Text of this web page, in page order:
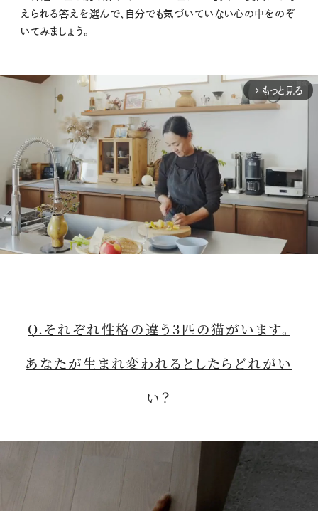
えられる答えを選んで、自分でも気づいていない心の中をのぞ
いてみましょう。
arrow_forward_ios もっと見る
e
Q.それぞれ性格の違う3匹の猫がいます。
あなたが生まれ変われるとしたらどれがい
い？